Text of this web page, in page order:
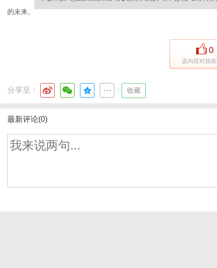
的未来。
0
该内容对我
分享至： 收藏
最新评论(0)